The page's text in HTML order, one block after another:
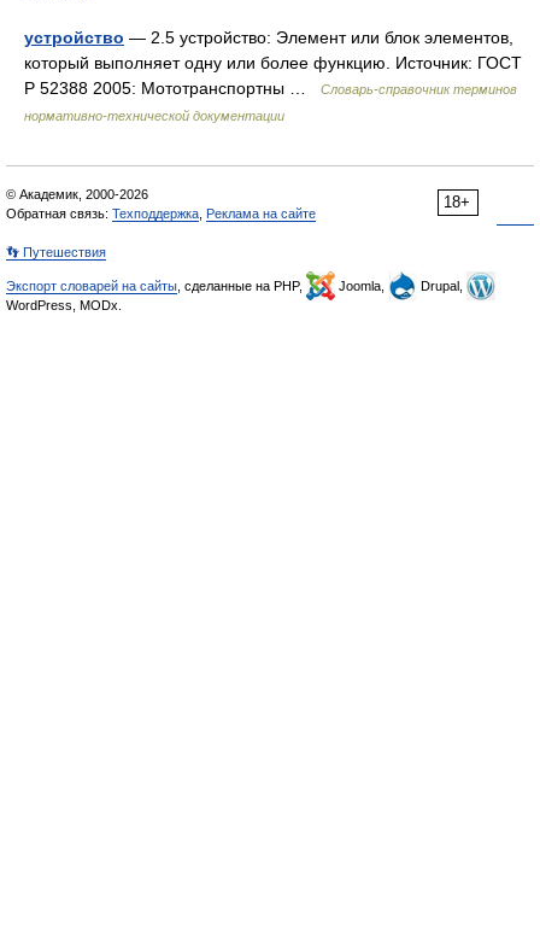
устройство — 2.5 устройство: Элемент или блок элементов,
который выполняет одну или более функцию. Источник: ГОСТ
Р 52388 2005: Мототранспортны …
Словарь-справочник терминов
нормативно-технической документации
18+
© Академик, 2000-2026
Обратная связь: Техподдержка Реклама на сайте
👣 Путешествия
Экспорт словарей на сайты , сделанные на PHP, Joomla,
Drupal,
WordPress, MODx.